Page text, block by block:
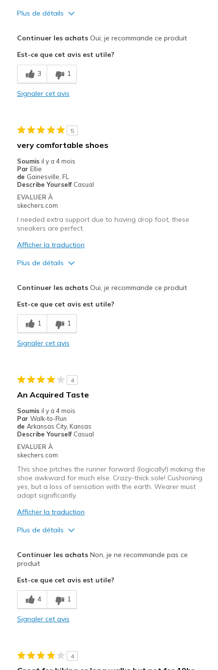
Plus de détails
Breathe Well
Comfortable
Casual Wear
Width
Sizing
Feels true to size
View On Shoes
Continuer les achatsOui, je recommande ce produit
Est-ce que cet avis est utile?
3 1
Signaler cet avis
5
very comfortable shoes
Soumis il y a 4 mois
Par Ellie
de Gainesville, FL
Describe Yourself Casual
EVALUER À
skechers.com
I needed extra support due to having drop foot, these
sneakers are perfect.
Afficher la traduction
Plus de détails
Les meilleures utilisations
Casual Wear
View On Shoes
Shoes are for Wearing
Continuer les achatsOui, je recommande ce produit
Est-ce que cet avis est utile?
1 1
Signaler cet avis
4
An Acquired Taste
Soumis il y a 4 mois
Par Walk-to-Run
de Arkansas City, Kansas
Describe Yourself Casual
EVALUER À
skechers.com
This shoe pitches the runner forward (logically!) making the
shoe awkward for much else. Crazy-thick sole! Cushioning
yes, but a loss of sensation with the earth. Wearer must
adapt significantly.
Afficher la traduction
Plus de détails
light weight
Le contre
Snug
Width
Continuer les achatsNon, je ne recommande pas ce
produit
Est-ce que cet avis est utile?
4 1
Signaler cet avis
4